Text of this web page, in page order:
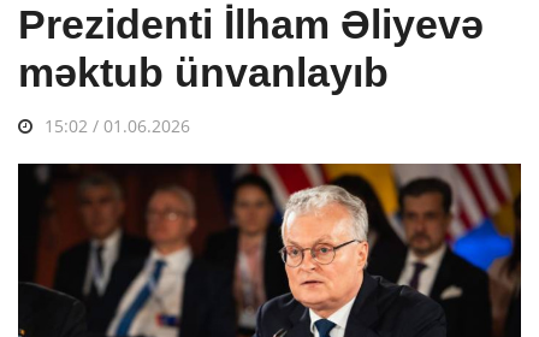
Prezidenti İlham Əliyevə
məktub ünvanlayıb
15:02 / 01.06.2026